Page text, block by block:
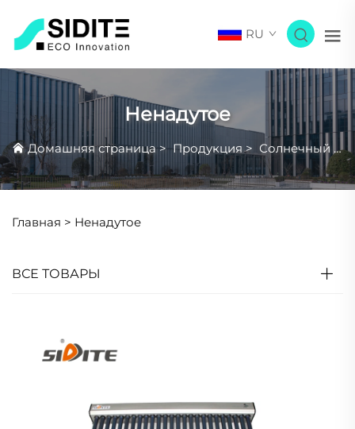
RU
Ненадутое
Домашняя страница>Продукция> Солнечный Водонагреватель
Главная > Ненадутое
ВСЕ ТОВАРЫ